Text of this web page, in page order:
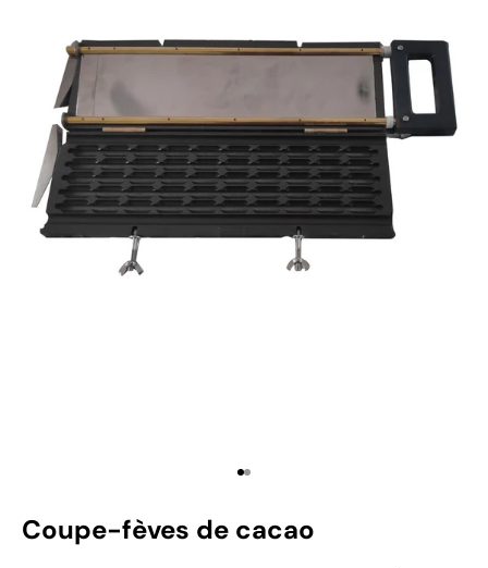
Aller à l'élément 1
Aller à l'élément 2
Coupe-fèves de cacao